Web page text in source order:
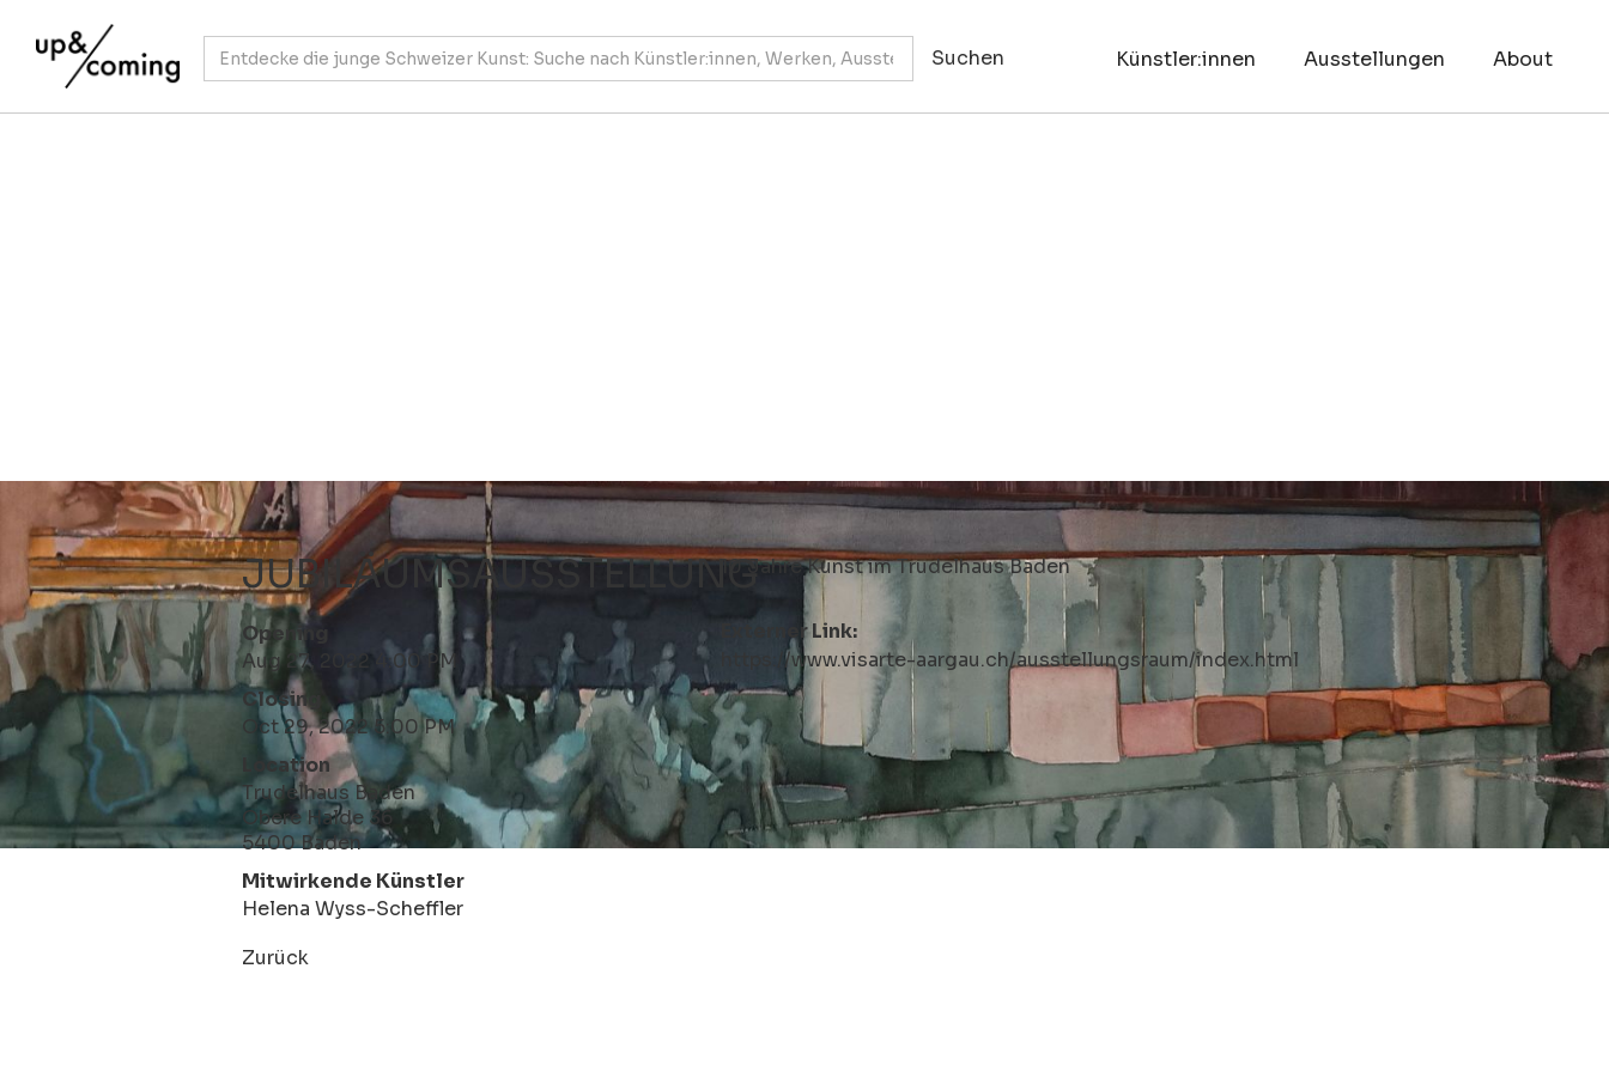
Künstler:innen Ausstellungen About
JUBILÄUMSAUSSTELLUNG
Opening
Aug 27, 2022 4:00 PM
Closing
Oct 29, 2022 5:00 PM
Location
Trudelhaus Baden
Obere Halde 36
5400 Baden
Mitwirkende Künstler
Helena Wyss-Scheffler
Zurück
10 Jahre Kunst im Trudelhaus Baden
Externer Link:
https://www.visarte-aargau.ch/ausstellungsraum/index.html